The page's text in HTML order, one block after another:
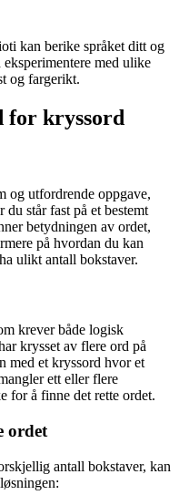
kan berike språket ditt og
med ulike
og fargerikt.
for kryssord
og utfordrende oppgave,
står fast på et bestemt
betydningen av ordet,
på hvordan du kan
ulikt antall bokstaver.
krever både logisk
krysset av flere ord på
med et kryssord hvor et
ett eller flere
for å finne det rette ordet.
ordet
antall bokstaver, kan